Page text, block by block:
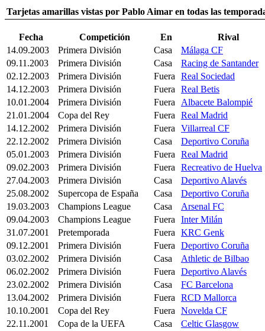
Tarjetas amarillas vistas por Pablo Aimar en todas las
Fecha Competición En
Rival
14.09.2003
Primera División Casa
Málaga CF
09.11.2003
Primera División Casa
Racing de Santander
02.12.2003
Primera División Fuera
Real Sociedad
14.12.2003
Primera División Fuera
Real Betis
10.01.2004
Primera División Fuera
Albacete Balompié
21.01.2004
Copa del Rey Fuera
Real Madrid
14.12.2002
Primera División Fuera
Villarreal CF
22.12.2002
Primera División Casa
Deportivo Coruña
05.01.2003
Primera División Fuera
Real Madrid
09.02.2003
Primera División Fuera
Recreativo de Huelva
27.04.2003
Primera División Casa
Deportivo Alavés
25.08.2002
Supercopa de España Casa
Deportivo Coruña
19.03.2003
Champions League Casa
Arsenal FC
09.04.2003
Champions League Fuera
Inter Milán
31.07.2001
Pretemporada Fuera
KRC Genk
09.12.2001
Primera División Fuera
Deportivo Coruña
03.02.2002
Primera División Casa
Athletic de Bilbao
06.02.2002
Primera División Fuera
Deportivo Alavés
23.02.2002
Primera División Casa
FC Barcelona
13.04.2002
Primera División Fuera
RCD Mallorca
10.10.2001
Copa del Rey Fuera
Novelda CF
22.11.2001
Copa de la UEFA Casa
Celtic Glasgow